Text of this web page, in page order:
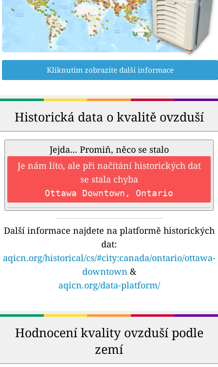
Kliknutím zobrazíte další informace
Historická data o kvalitě ovzduší
Jejda... Promiň, něco se stalo
Je nám líto, ale při načítání historických dat
se stala chyba
Ottawa Downtown, Ontario
Další informace najdete na platformě historických
dat:
aqicn.org/historical/cs/#city:canada/ontario/ottawa-
downtown &
aqicn.org/data-platform/
Hodnocení kvality ovzduší podle
zemí